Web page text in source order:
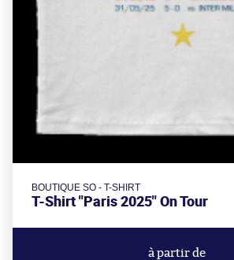
BOUTIQUE SO - T-SHIRT
T-Shirt "Paris 2025" On Tour
à partir de